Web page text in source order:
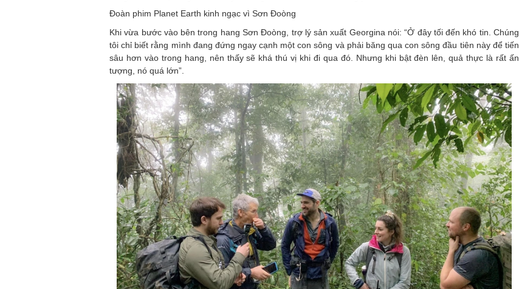
Đoàn phim Planet Earth kinh ngạc vì Sơn Đoòng
Khi vừa bước vào bên trong hang Sơn Đoòng, trợ lý sản xuất Georgina nói: “Ở đây tối đến khó tin. Chúng
tôi chỉ biết rằng mình đang đứng ngay cạnh một con sông và phải băng qua con sông đầu tiên này để tiến
sâu hơn vào trong hang, nên thấy sẽ khá thú vị khi đi qua đó. Nhưng khi bật đèn lên, quả thực là rất ấn
tượng, nó quá lớn”.